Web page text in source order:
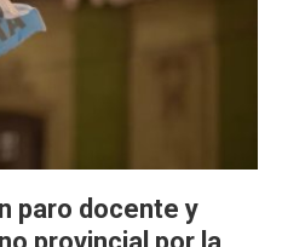
paro docente y